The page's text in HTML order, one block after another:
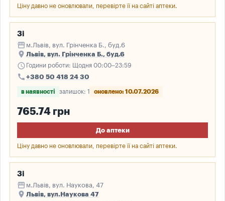
Ціну давно не оновлювали, перевірте її на сайті аптеки.
3і
storefront м.Львів, вул. Грінченка Б., буд.6
place Львів, вул. Грінченка Б., буд.6
schedule Години роботи: Щодня 00:00–23:59
call +380 50 418 24 30
в наявності залишок: 1 оновлено: 10.07.2026
765.74 грн
До аптеки
Ціну давно не оновлювали, перевірте її на сайті аптеки.
3і
storefront м.Львів, вул. Наукова, 47
place Львів, вул.Наукова 47